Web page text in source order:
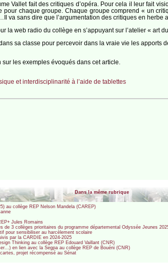
Vallet fait des critiques d’opéra. Pour cela il leur fait
chaque groupe. Chaque groupe comprend « un
va sans dire que l’argumentation des critiques en herbe
la web radio du collège en s’appuyant sur l’atelier « art
sa classe pour percevoir dans la vraie vie les apports
les exemples évoqués dans cet article.
et interdisciplinarité à l’aide de tablettes
Dans la même rubrique
au collège REP Nelson Mandela (CAREP)
Jules Romains
3 collèges prioritaires du programme départemental Odyssée Jeunes
pour sensibiliser au harcèlement scolaire
par la CARDIE en 2024-2025
Thinking au collège REP Edouard Vaillant (CNR)
en lien avec la Segpa au collège REP de Bouéni (CNR)
projet récompensé au Sénat